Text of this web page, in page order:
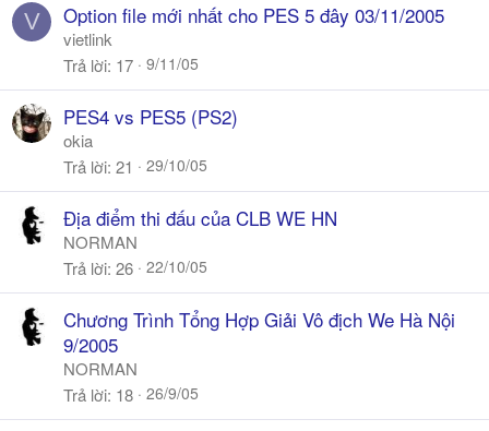
V Option file mới nhất cho PES 5 đây 03/11/2005
vietlink
Trả lời 17 9/11/05
PES4 vs PES5 (PS2)
okia
Trả lời 21 29/10/05
Địa điểm thi đấu của CLB WE HN
NORMAN
Trả lời 26 22/10/05
Chương Trình Tổng Hợp Giải Vô địch We Hà Nội
9/2005
NORMAN
Trả lời 18 26/9/05